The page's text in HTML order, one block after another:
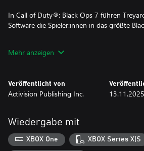
In Call of Duty®: Black Ops 7 führen
Software die Spieler:innen in das größte
Kampagne, die Black Ops neu definiert.
elektrisierenden 6v6-Karten und zwei
Meistert ein modernes Arsenal und
Im legendären rundenbasierten Zombies-
gehen Realität und Albtraum nahtlos
Mehr anzeigen
Veröffentlicht von
Activision Publishing Inc. 13.11.2025
Wiedergabe mit
XBOX One XBOX Series X|S